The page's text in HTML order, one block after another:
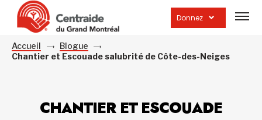
Donnez
la
Accueil
Blogue
Chantier et Escouade salubrité de Côte-des-Neiges
CHANTIER ET ESCOUADE